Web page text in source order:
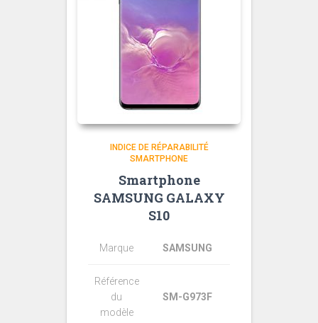
INDICE DE RÉPARABILITÉ
SMARTPHONE
Smartphone
SAMSUNG GALAXY
S10
Marque SAMSUNG
Référence
du
modèle
SM-G973F